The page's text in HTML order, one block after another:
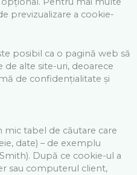
previzualizare a cookie-
posibil ca o pagină web să
de alte site-uri, deoarece
de confidențialitate și
mic tabel de căutare care
date) – de exemplu
După ce cookie-ul a
sau computerul client,